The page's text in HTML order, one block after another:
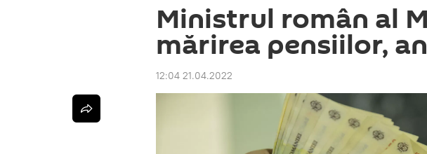
Ministrul român al
mărirea pensiilor,
12:04 21.04.2022